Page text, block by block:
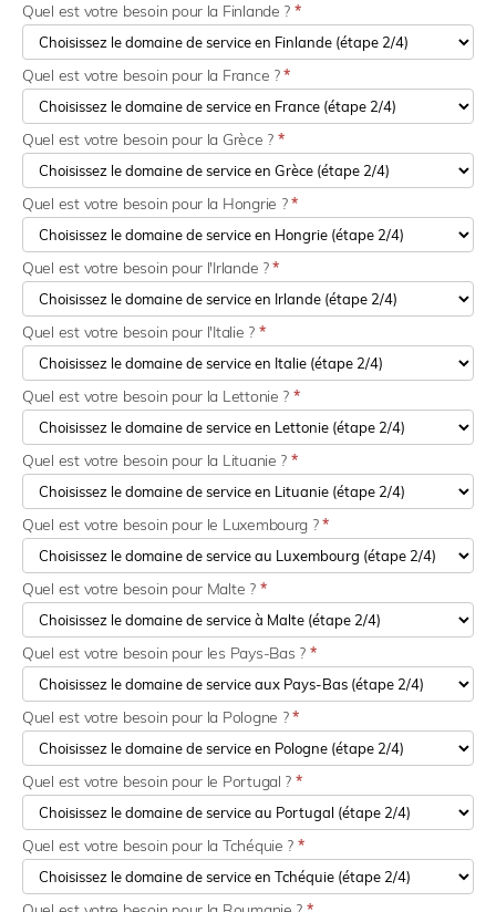
Quel est votre besoin pour la Finlande ? *
Quel est votre besoin pour la France ?*
Quel est votre besoin pour la Grèce ? *
Quel est votre besoin pour la Hongrie ?*
Quel est votre besoin pour l'Irlande ?*
Quel est votre besoin pour l'Italie ? *
Quel est votre besoin pour la Lettonie ? *
Quel est votre besoin pour la Lituanie ? *
Quel est votre besoin pour le Luxembourg ?*
Quel est votre besoin pour Malte ? *
Quel est votre besoin pour les Pays-Bas ? *
Quel est votre besoin pour la Pologne ?*
Quel est votre besoin pour le Portugal ? *
Quel est votre besoin pour la Tchéquie ? *